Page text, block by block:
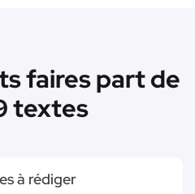
faires part de
textes
à rédiger